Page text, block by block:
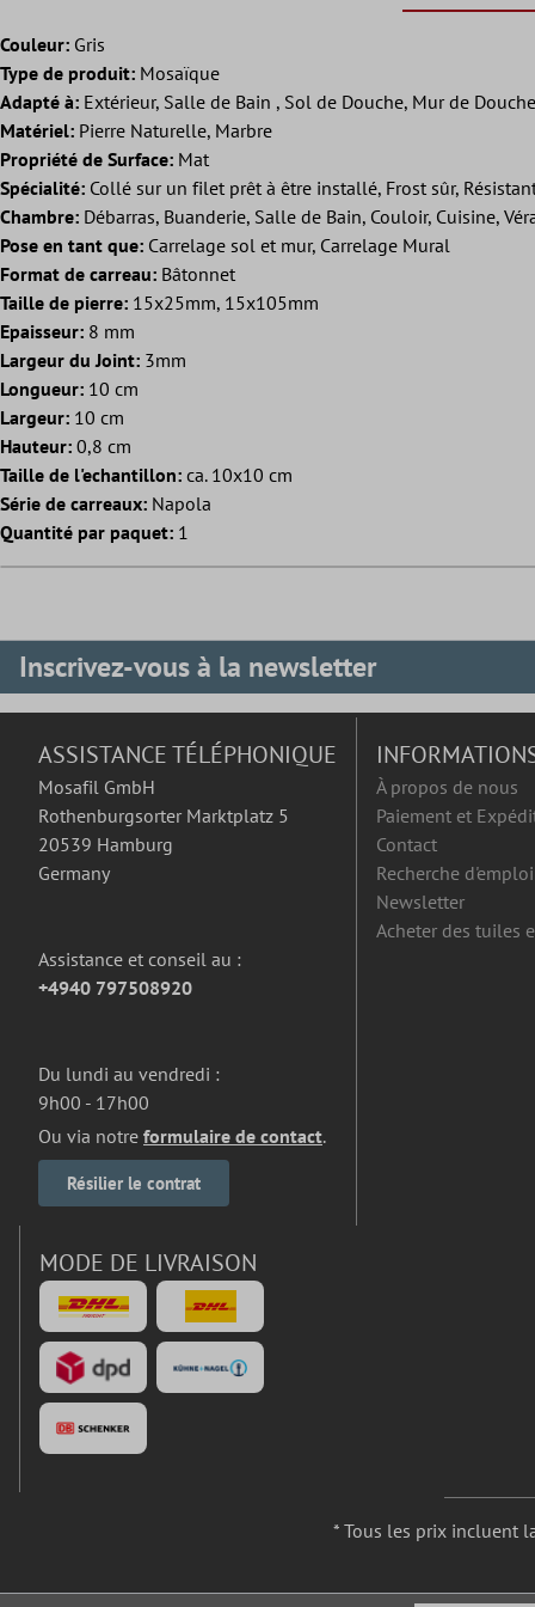
Couleur: Gris
Type de produit: Mosaïque
Adapté à: Extérieur, Salle de Bain , Sol de Douche, Mur de
Matériel: Pierre Naturelle, Marbre
Propriété de Surface: Mat
Spécialité: Collé sur un filet prêt à être installé, Frost sûr,
Chambre: Débarras, Buanderie, Salle de Bain, Couloir, Cuisine,
Pose en tant que: Carrelage sol et mur, Carrelage Mural
Format de carreau: Bâtonnet
Taille de pierre: 15x25mm, 15x105mm
Epaisseur: 8 mm
Largeur du Joint: 3mm
Longueur: 10 cm
Largeur: 10 cm
Hauteur: 0,8 cm
Taille de l'echantillon: ca. 10x10 cm
Série de carreaux: Napola
Quantité par paquet: 1
Inscrivez-vous à la newsletter
ASSISTANCE TÉLÉPHONIQUE
Mosafil GmbH
Rothenburgsorter Marktplatz 5
20539 Hamburg
Germany
Assistance et conseil au :
+4940 797508920
Du lundi au vendredi :
9h00 - 17h00
Ou via notre formulaire de contact.
Résilier le contrat
À propos de nous
Paiement et
Contact
Recherche d'emploi
Newsletter
Acheter des tuiles
MODE DE LIVRAISON
* Tous les prix incluent